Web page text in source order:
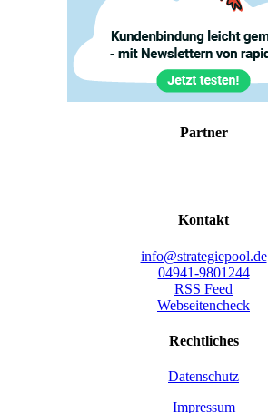
Part­ner
Kon­takt
info@strategiepool.de
04941-9801244
RSS Feed
Webseitencheck
Recht­li­ches
Daten­schutz
Impres­sum